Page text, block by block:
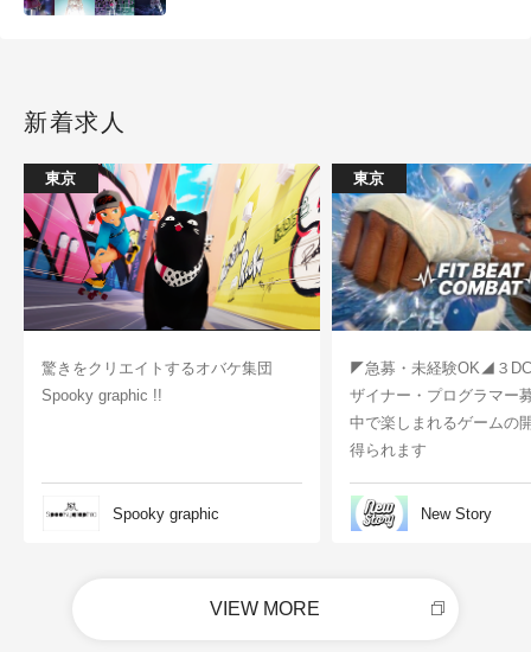
新着求人
東京
驚きをクリエイトするオバケ集団
Spooky graphic !!
Spooky graphic
東京
◤急募・未経験OK◢３
ザイナー・プログラマー
中で楽しまれるゲームの
得られます
New Story
VIEW MORE